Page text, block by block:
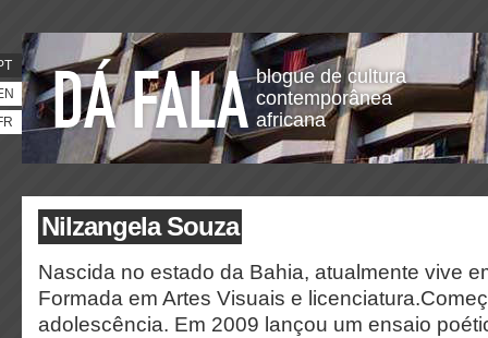
blogue de cultura
contemporânea
africana
Nilzangela Souza
Nascida no estado da Bahia, atualmente vive
Formada em Artes Visuais e
adolescência. Em 2009 lançou um ensaio